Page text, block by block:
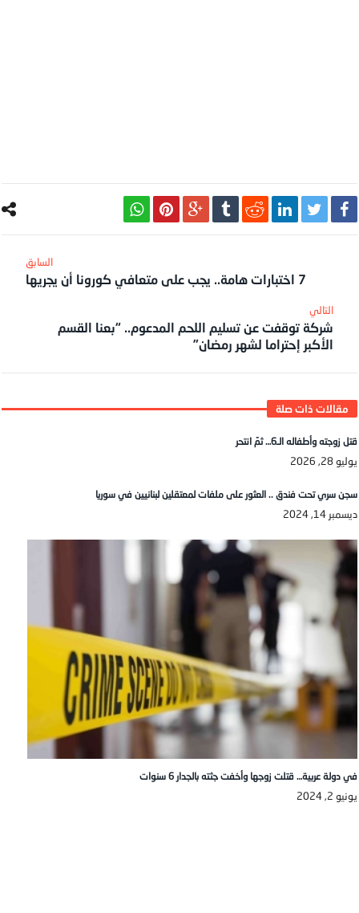
7 اختبارات هامة.. يجب على متعافي كورونا أن يجريها
‎التالي
شركة توقفت عن تسليم اللحم المدعوم.. “بعنا القسم
الأكبر إحتراما لشهر رمضان”
قتل زوجته وأطفاله الـ6… ثمّ انتحر
يوليو 28, 2026
سجن سري تحت فندق .. العثور على ملفات لمعتقلين لبنانيين في سوريا
ديسمبر 14, 2024
في دولة عربية… قتلت زوجها وأخفت جثته بالجدار 6 سنوات
يونيو 2, 2024